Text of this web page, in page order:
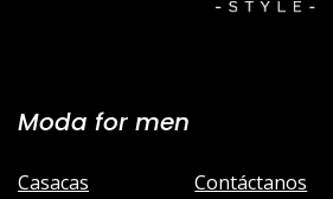
Moda for men
Casacas
Contáctanos